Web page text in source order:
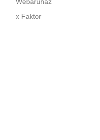
x Faktor